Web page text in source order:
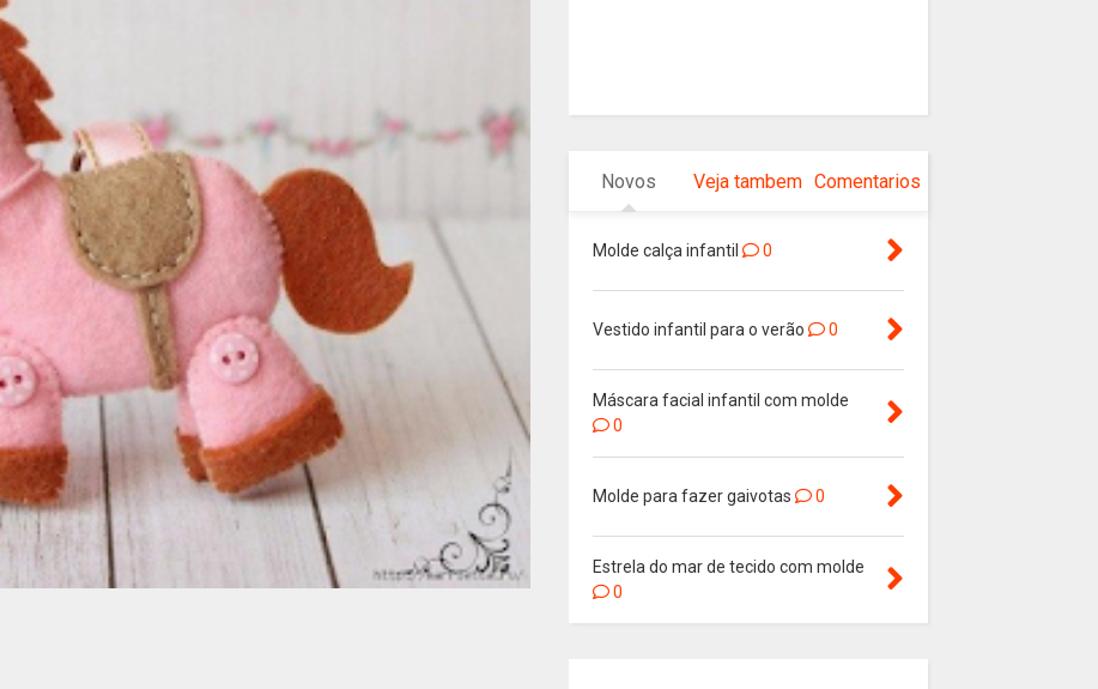
Novos Veja tambem Comentarios
Molde calça infantil 0
Vestido infantil para o verão 0
Máscara facial infantil com molde
0
Molde para fazer gaivotas 0
Estrela do mar de tecido com molde
0